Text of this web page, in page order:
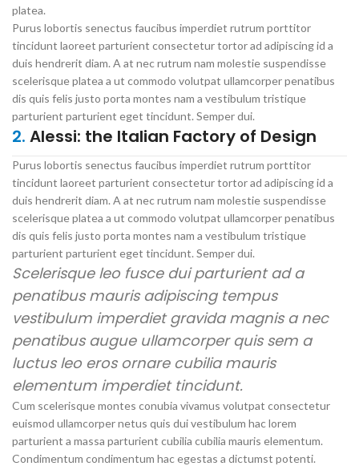
platea.
Purus lobortis senectus faucibus imperdiet rutrum porttitor
tincidunt laoreet parturient consectetur tortor ad adipiscing id a
duis hendrerit diam. A at nec rutrum nam molestie suspendisse
scelerisque platea a ut commodo volutpat ullamcorper penatibus
dis quis felis justo porta montes nam a vestibulum tristique
parturient parturient eget tincidunt. Semper dui.
2. Alessi: the Italian Factory of Design
Purus lobortis senectus faucibus imperdiet rutrum porttitor
tincidunt laoreet parturient consectetur tortor ad adipiscing id a
duis hendrerit diam. A at nec rutrum nam molestie suspendisse
scelerisque platea a ut commodo volutpat ullamcorper penatibus
dis quis felis justo porta montes nam a vestibulum tristique
parturient parturient eget tincidunt. Semper dui.
Scelerisque leo fusce dui parturient ad a
penatibus mauris adipiscing tempus
vestibulum imperdiet gravida magnis a nec
penatibus augue ullamcorper quis sem a
luctus leo eros ornare cubilia mauris
elementum imperdiet tincidunt.
Cum scelerisque montes conubia vivamus volutpat consectetur
euismod ullamcorper netus quis dui vestibulum hac lorem
parturient a massa parturient cubilia cubilia mauris elementum.
Condimentum condimentum hac egestas a dictumst potenti.